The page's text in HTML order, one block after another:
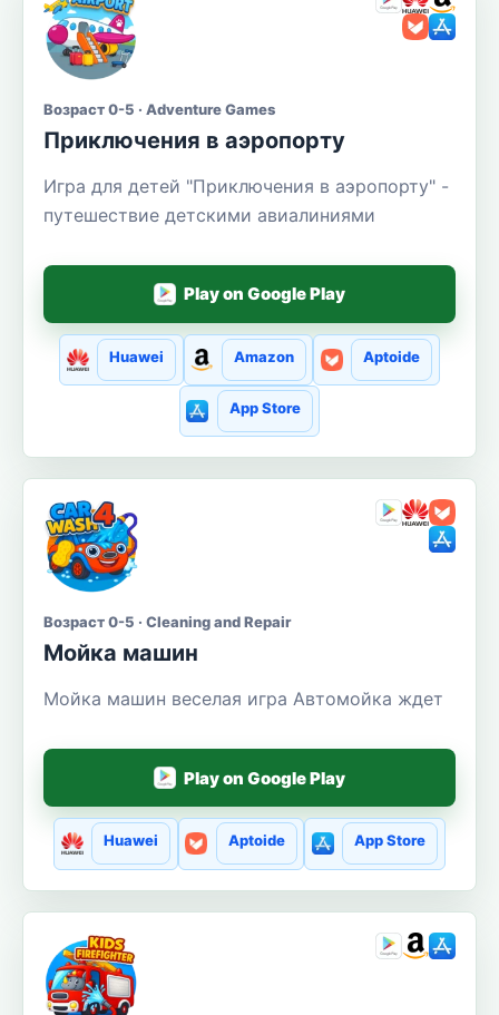
Возраст 0-5 · Adventure Games
Приключения в аэропорту
Игра для детей "Приключения в аэропорту" -
путешествие детскими авиалиниями
Play on Google Play
Huawei Amazon Aptoide
App Store
Возраст 0-5 · Cleaning and Repair
Мойка машин
Мойка машин веселая игра Автомойка ждет
Play on Google Play
Huawei Aptoide App Store